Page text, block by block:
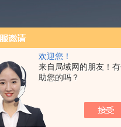
欢迎您！
来自局域网的朋友！
助您的吗？
MVSD-180-4E1-AC220V代理